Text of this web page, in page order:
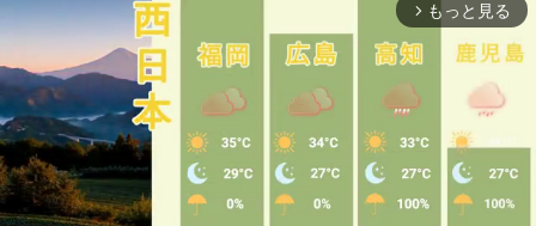
arrow_forward_ios もっと見る